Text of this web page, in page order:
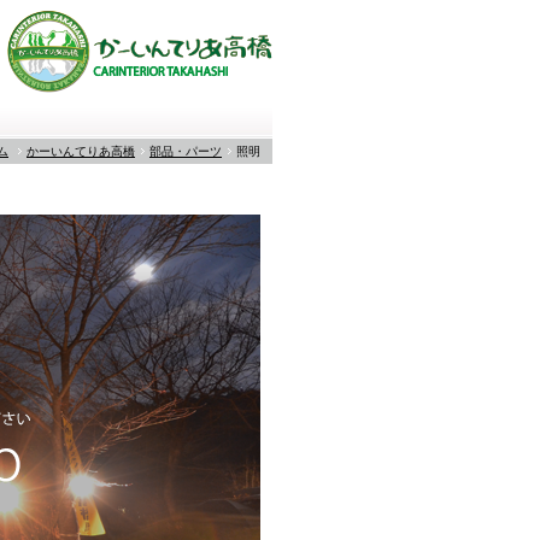
かーいんてりあ高橋 部品・パーツ 照明